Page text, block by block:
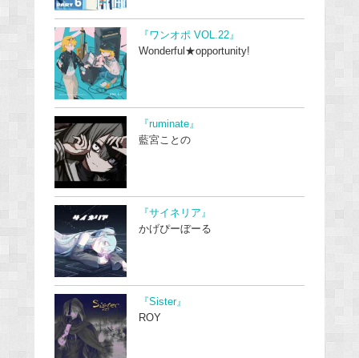
『ワンオポ VOL.22』
Wonderful★opportunity!
『ruminate』
藍宮ことの
『サイネリア』
かげぴーぼーる
『Sister』
ROY